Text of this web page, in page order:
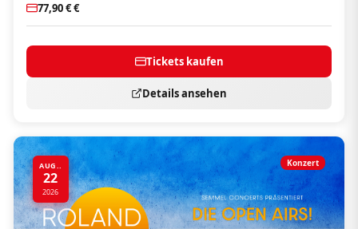
77,90 € €
Tickets kaufen
Details ansehen
AUG..
22
2026
Konzert